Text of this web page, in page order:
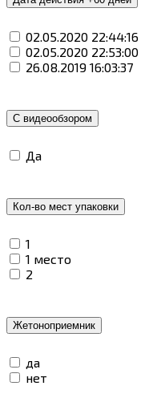
02.05.2020 22:44:16
02.05.2020 22:53:00
26.08.2019 16:03:37
С видеообзором
Да
Кол-во мест упаковки
1
1 место
2
Жетоноприемник
да
нет